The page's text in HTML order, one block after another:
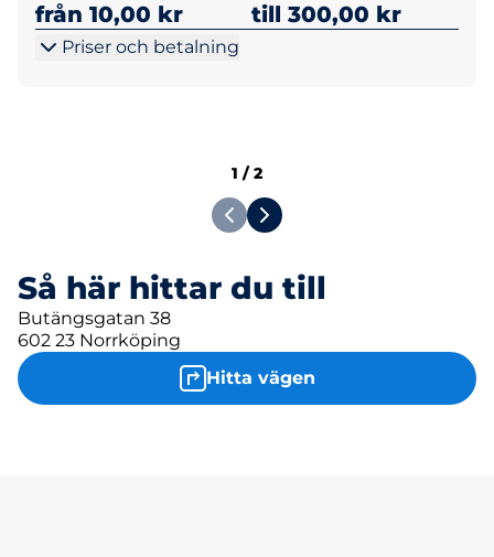
från 10,00 kr till 300,00 kr
Priser och betalning
Så här hittar du till
Butängsgatan 38
602 23 Norrköping
Hitta vägen
1 /2